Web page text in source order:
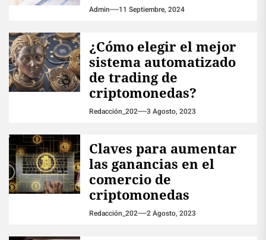
Admin 11 Septiembre, 2024
¿Cómo elegir el mejor
sistema automatizado
de trading de
criptomonedas?
Redacción_202 3 Agosto, 2023
Claves para aumentar
las ganancias en el
comercio de
criptomonedas
Redacción_202 2 Agosto, 2023